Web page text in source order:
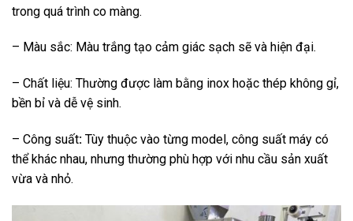
trong quá trình co màng.
– Màu sắc: Màu trắng tạo cảm giác sạch sẽ và hiện đại.
– Chất liệu: Thường được làm bằng inox hoặc thép không gỉ,
bền bỉ và dễ vệ sinh.
– Công suất: Tùy thuộc vào từng model, công suất máy có
thể khác nhau, nhưng thường phù hợp với nhu cầu sản xuất
vừa và nhỏ.